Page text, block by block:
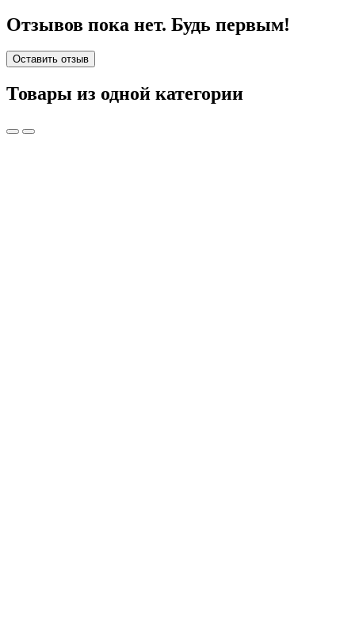
Отзывов пока нет. Будь первым!
Оставить отзыв
Товары из одной категории